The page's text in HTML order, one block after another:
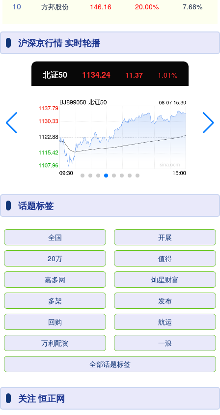
10 方邦股份 146.16 20.00% 7.68%
沪深京行情 实时轮播
北证50 1134.24 11.37 1.01%
话题标签
全国 开展
20万 值得
嘉多网 灿星财富
多架 发布
回购 航运
万利配资 一浪
全部话题标签
关注 恒正网